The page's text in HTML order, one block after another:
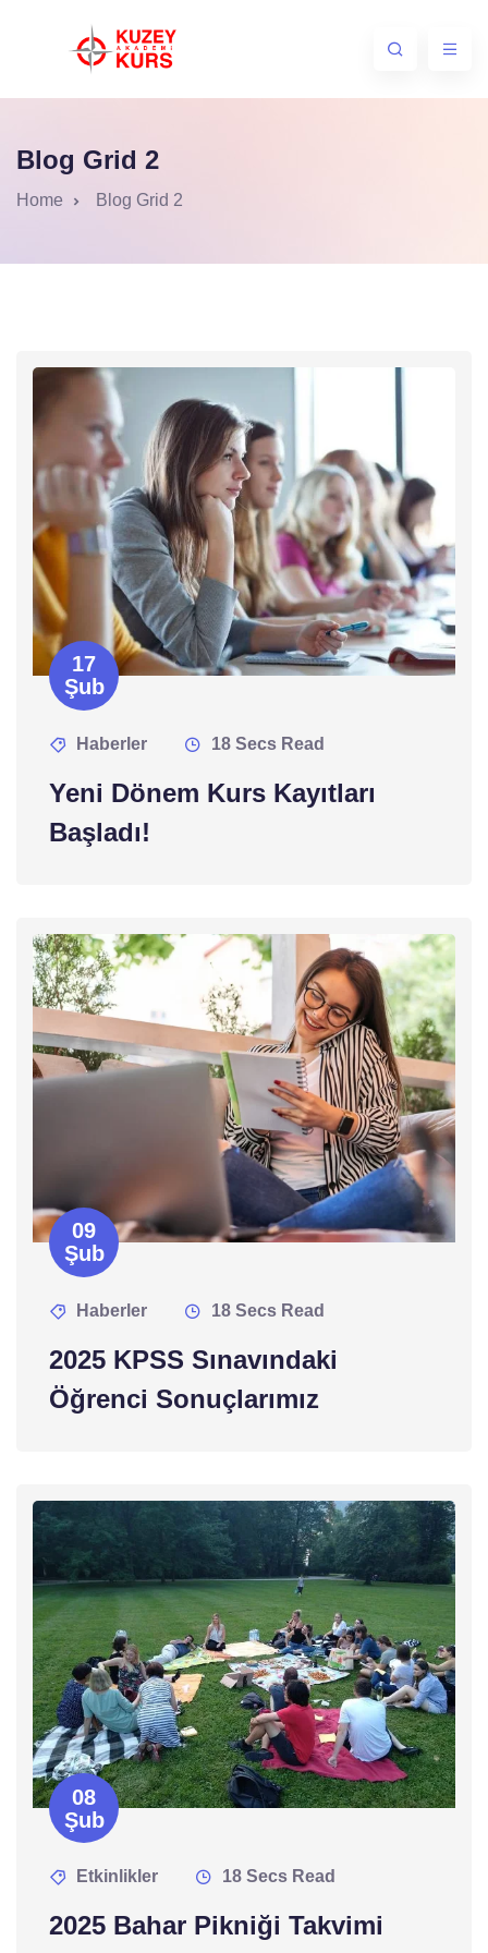
Blog Grid 2
Home Blog Grid 2
17
Şub
Haberler 18 Secs Read
Yeni Dönem Kurs Kayıtları
Başladı!
09
Şub
Haberler 18 Secs Read
2025 KPSS Sınavındaki
Öğrenci Sonuçlarımız
08
Şub
Etkinlikler 18 Secs Read
2025 Bahar Pikniği Takvimi